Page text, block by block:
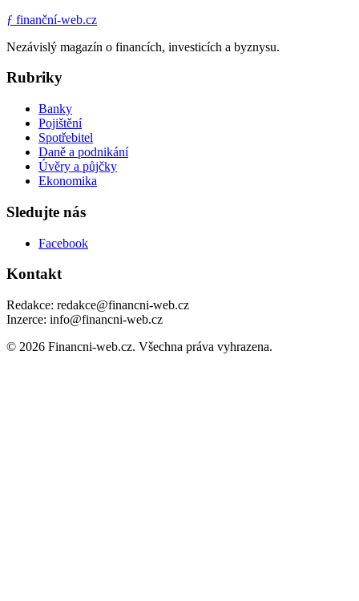
ƒ finanční-web.cz
Nezávislý magazín o financích, investicích a byznysu.
Rubriky
Banky
Pojištění
Spotřebitel
Daně a podnikání
Úvěry a půjčky
Ekonomika
Sledujte nás
Facebook
Kontakt
Redakce: redakce@financni-web.cz
Inzerce: info@financni-web.cz
© 2026 Financni-web.cz. Všechna práva vyhrazena.